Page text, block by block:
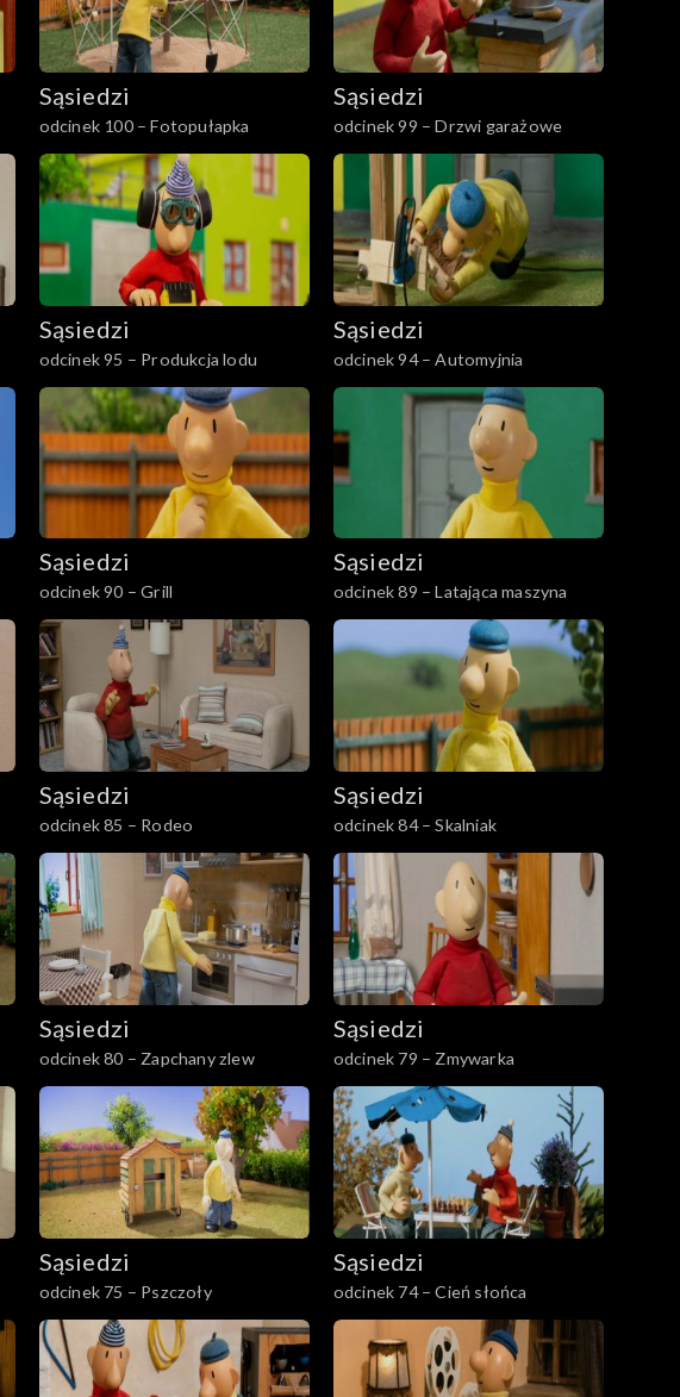
Sąsiedzi
odcinek 100 – Fotopułapka
Sąsiedzi
odcinek 99 – Drzwi garażowe
Sąsiedzi
odcinek 95 – Produkcja lodu
Sąsiedzi
odcinek 94 – Automyjnia
Sąsiedzi
odcinek 90 – Grill
Sąsiedzi
odcinek 89 – Latająca maszyna
Sąsiedzi
odcinek 85 – Rodeo
Sąsiedzi
odcinek 84 – Skalniak
Sąsiedzi
odcinek 80 – Zapchany zlew
Sąsiedzi
odcinek 79 – Zmywarka
Sąsiedzi
odcinek 75 – Pszczoły
Sąsiedzi
odcinek 74 – Cień słońca